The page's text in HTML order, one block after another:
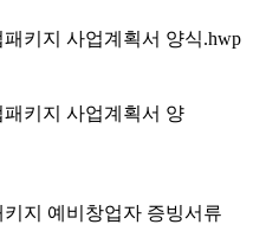
키지 사업계획서 양식.hwp
키지 사업계획서 양
지 예비창업자 증빙서류